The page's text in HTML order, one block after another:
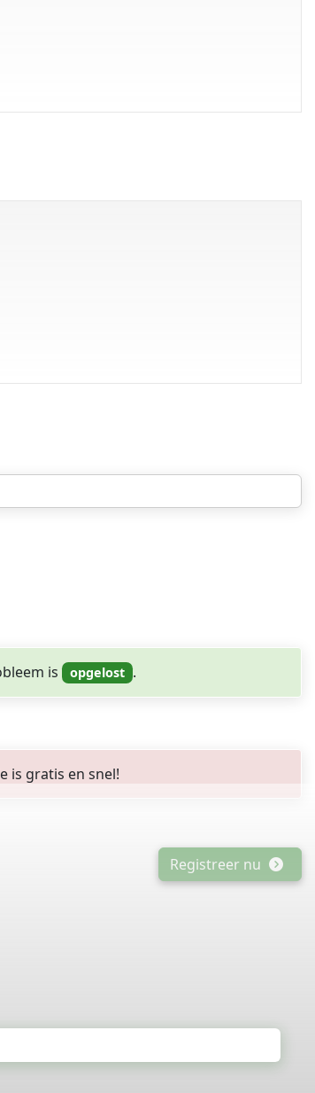
is .
is gratis en snel!
Registreer nu